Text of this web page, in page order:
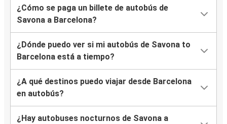
¿Cómo se paga un billete de autobús de
Savona a Barcelona?
¿Dónde puedo ver si mi autobús de Savona to
Barcelona está a tiempo?
¿A qué destinos puedo viajar desde Barcelona
en autobús?
¿Hay autobuses nocturnos de Savona a